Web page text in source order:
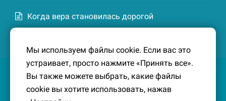
Когда вера становилась дорогой
Котельской волости Кингисеппского уезда. 1926-
27 гг. Новая публикация в разделе «Свидетели
эпох»
Мы используем файлы cookie. Если вас это
устраивает, просто нажмите «Принять все».
Вы также можете выбрать, какие файлы
cookie вы хотите использовать, нажав